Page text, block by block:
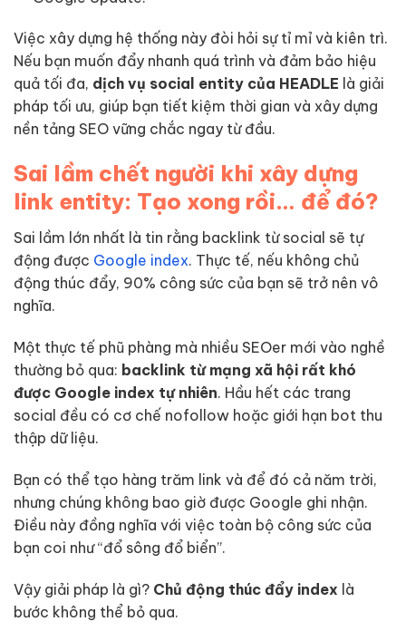
Việc xây dựng hệ thống này đòi hỏi sự tỉ mỉ và kiên trì.
Nếu bạn muốn đẩy nhanh quá trình và đảm bảo hiệu
quả tối đa, dịch vụ social entity của HEADLE là giải
pháp tối ưu, giúp bạn tiết kiệm thời gian và xây dựng
nền tảng SEO vững chắc ngay từ đầu.
Sai lầm chết người khi xây dựng
link entity: Tạo xong rồi… để đó?
Sai lầm lớn nhất là tin rằng backlink từ social sẽ tự
động được Google index. Thực tế, nếu không chủ
động thúc đẩy, 90% công sức của bạn sẽ trở nên vô
nghĩa.
Một thực tế phũ phàng mà nhiều SEOer mới vào nghề
thường bỏ qua: backlink từ mạng xã hội rất khó
được Google index tự nhiên. Hầu hết các trang
social đều có cơ chế nofollow hoặc giới hạn bot thu
thập dữ liệu.
Bạn có thể tạo hàng trăm link và để đó cả năm trời,
nhưng chúng không bao giờ được Google ghi nhận.
Điều này đồng nghĩa với việc toàn bộ công sức của
bạn coi như “đổ sông đổ biển”.
Vậy giải pháp là gì? Chủ động thúc đẩy index là
bước không thể bỏ qua.